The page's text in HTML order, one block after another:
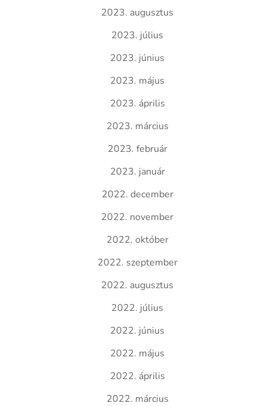
2023. augusztus
2023. július
2023. június
2023. május
2023. április
2023. március
2023. február
2023. január
2022. december
2022. november
2022. október
2022. szeptember
2022. augusztus
2022. július
2022. június
2022. május
2022. április
2022. március